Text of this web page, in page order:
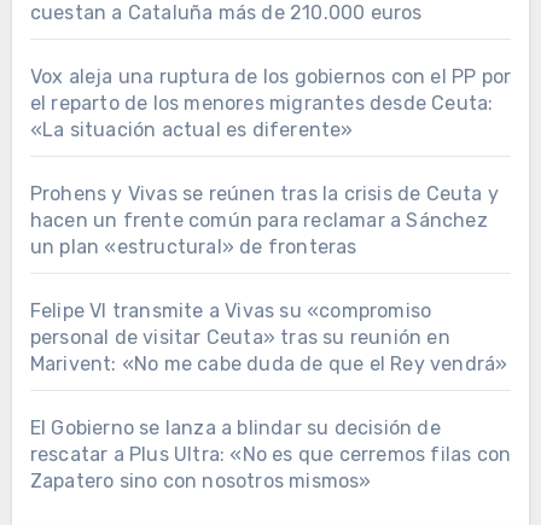
cuestan a Cataluña más de 210.000 euros
Vox aleja una ruptura de los gobiernos con el PP por
el reparto de los menores migrantes desde Ceuta:
«La situación actual es diferente»
Prohens y Vivas se reúnen tras la crisis de Ceuta y
hacen un frente común para reclamar a Sánchez
un plan «estructural» de fronteras
Felipe VI transmite a Vivas su «compromiso
personal de visitar Ceuta» tras su reunión en
Marivent: «No me cabe duda de que el Rey vendrá»
El Gobierno se lanza a blindar su decisión de
rescatar a Plus Ultra: «No es que cerremos filas con
Zapatero sino con nosotros mismos»